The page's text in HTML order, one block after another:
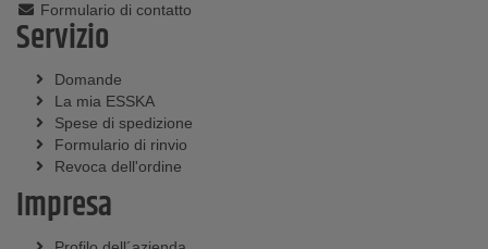
Formulario di contatto
Servizio
Domande
La mia ESSKA
Spese di spedizione
Formulario di rinvio
Revoca dell'ordine
Impresa